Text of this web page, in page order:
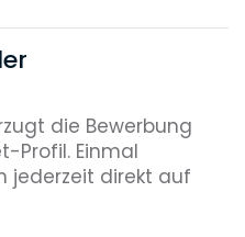
die Bewerbung
Profil. Einmal
jederzeit direkt auf